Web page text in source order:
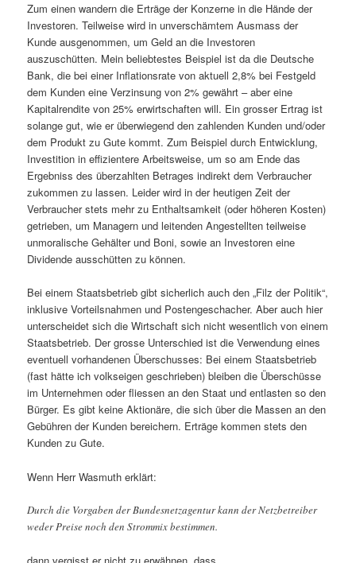
Zum einen wandern die Erträge der Konzerne in die Hände der
Investoren. Teilweise wird in unverschämtem Ausmass der
Kunde ausgenommen, um Geld an die Investoren
auszuschütten. Mein beliebtestes Beispiel ist da die Deutsche
Bank, die bei einer Inflationsrate von aktuell 2,8% bei Festgeld
dem Kunden eine Verzinsung von 2% gewährt – aber eine
Kapitalrendite von 25% erwirtschaften will. Ein grosser Ertrag ist
solange gut, wie er überwiegend den zahlenden Kunden und/oder
dem Produkt zu Gute kommt. Zum Beispiel durch Entwicklung,
Investition in effizientere Arbeitsweise, um so am Ende das
Ergebniss des überzahlten Betrages indirekt dem Verbraucher
zukommen zu lassen. Leider wird in der heutigen Zeit der
Verbraucher stets mehr zu Enthaltsamkeit (oder höheren Kosten)
getrieben, um Managern und leitenden Angestellten teilweise
unmoralische Gehälter und Boni, sowie an Investoren eine
Dividende ausschütten zu können.
Bei einem Staatsbetrieb gibt sicherlich auch den „Filz der Politik“,
inklusive Vorteilsnahmen und Postengeschacher. Aber auch hier
unterscheidet sich die Wirtschaft sich nicht wesentlich von einem
Staatsbetrieb. Der grosse Unterschied ist die Verwendung eines
eventuell vorhandenen Überschusses: Bei einem Staatsbetrieb
(fast hätte ich volkseigen geschrieben) bleiben die Überschüsse
im Unternehmen oder fliessen an den Staat und entlasten so den
Bürger. Es gibt keine Aktionäre, die sich über die Massen an den
Gebühren der Kunden bereichern. Erträge kommen stets den
Kunden zu Gute.
Wenn Herr Wasmuth erklärt:
Durch die Vorgaben der Bundesnetzagentur kann der Netzbetreiber
weder Preise noch den Strommix bestimmen.